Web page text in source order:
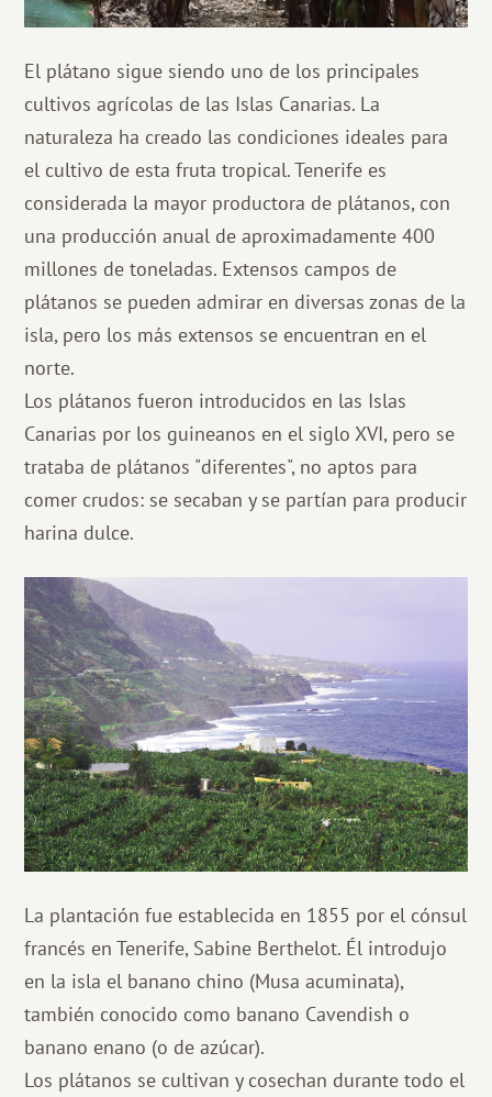
El plátano sigue siendo uno de los principales
cultivos agrícolas de las Islas Canarias. La
naturaleza ha creado las condiciones ideales para
el cultivo de esta fruta tropical. Tenerife es
considerada la mayor productora de plátanos, con
una producción anual de aproximadamente 400
millones de toneladas. Extensos campos de
plátanos se pueden admirar en diversas zonas de la
isla, pero los más extensos se encuentran en el
norte.
Los plátanos fueron introducidos en las Islas
Canarias por los guineanos en el siglo XVI, pero se
trataba de plátanos "diferentes", no aptos para
comer crudos: se secaban y se partían para producir
harina dulce.
La plantación fue establecida en 1855 por el cónsul
francés en Tenerife, Sabine Berthelot. Él introdujo
en la isla el banano chino (Musa acuminata),
también conocido como banano Cavendish o
banano enano (o de azúcar).
Los plátanos se cultivan y cosechan durante todo el